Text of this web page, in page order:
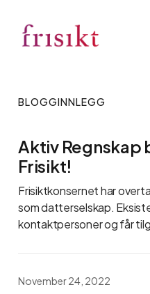
BLOGGINNLEGG
Aktiv Regnskap
Frisikt!
Frisiktkonsernet har
som datterselskap.
kontaktpersoner og får
November 24, 2022